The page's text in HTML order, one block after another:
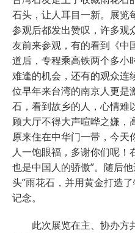
石头，让人耳目一新。展览
参观后都发出赞叹，许多观
友前来参观，有的看到《中
道后，专程乘高铁两个多小
难逢的机会，还有的观众连
位早年来台湾的南京人更是
石，看到故乡的人，心情难
顾大厅不得大声喧哗之嫌，
原来住在中华门一带，今天
人一饱眼福，多谢你们呢！
也是中国人的骄傲”。随后
头”雨花石，并用黄金打造
记念。
此次展览在主、协办方